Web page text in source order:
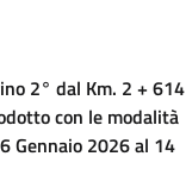
2° dal Km. 2 + 614
con le modalità
Gennaio 2026 al 14